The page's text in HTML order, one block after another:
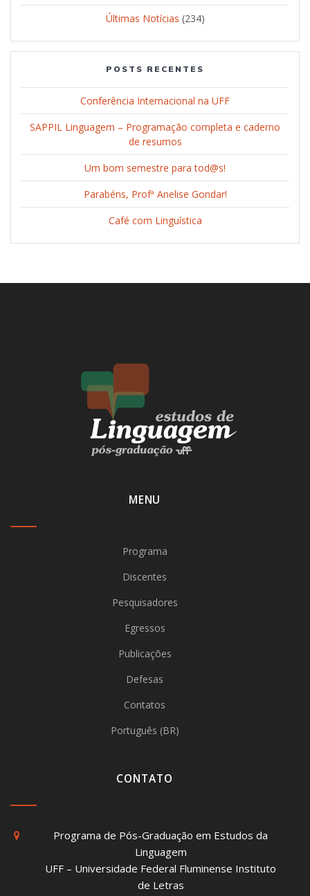
Últimas Notícias (234)
POSTS RECENTES
Conferência Internacional na UFF
SAPPIL Linguagem – Programação completa e caderno
de resumos
Um bom semestre para tod@s!
Parabéns, Profª Anelise Gondar!
Café com Linguística
MENU
Programa
Discentes
Pesquisadores
Egressos
Publicações
Defesas
Contatos
Português (BR)
CONTATO
Programa de Pós-Graduação em Estudos da
Linguagem
UFF – Universidade Federal Fluminense Instituto
de Letras